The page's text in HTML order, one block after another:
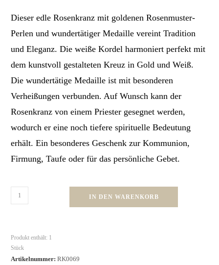
Dieser edle Rosenkranz mit goldenen Rosenmuster-
Perlen und wundertätiger Medaille vereint Tradition
und Eleganz. Die weiße Kordel harmoniert perfekt mit
dem kunstvoll gestalteten Kreuz in Gold und Weiß.
Die wundertätige Medaille ist mit besonderen
Verheißungen verbunden. Auf Wunsch kann der
Rosenkranz von einem Priester gesegnet werden,
wodurch er eine noch tiefere spirituelle Bedeutung
erhält. Ein besonderes Geschenk zur Kommunion,
Firmung, Taufe oder für das persönliche Gebet.
IN DEN WARENKORB
Produkt enthält: 1
Stück
Artikelnummer:RK0069